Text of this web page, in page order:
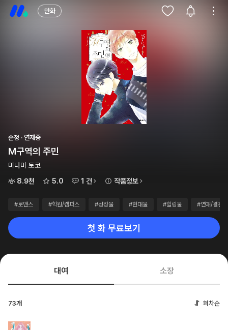
만화
순정 · 연재중
M구역의 주민
미나미 토코
8.9천
5.0 1 건 작품정보
#로맨스 #학원/캠퍼스 #성장물 #현대물 #힐링물 #연애/결혼
첫 화 무료보기
대여 소장
73개 회차순